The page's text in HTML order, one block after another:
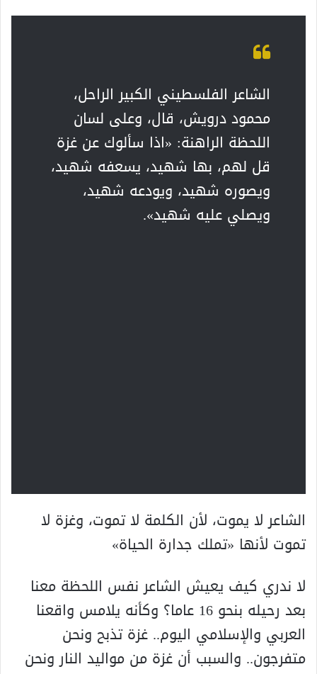
الشاعر الفلسطيني الكبير الراحل،
محمود درويش، قال، وعلى لسان
اللحظة الراهنة: «اذا سألوك عن غزة
قل لهم، بها شهيد، يسعفه شهيد،
ويصوره شهيد، ويودعه شهيد،
ويصلي عليه شهيد».
الشاعر لا يموت، لأن الكلمة لا تموت، وغزة لا
تموت لأنها «تملك جدارة الحياة»
لا ندري كيف يعيش الشاعر نفس اللحظة معنا
بعد رحيله بنحو 16 عاما؟ وكأنه يلامس واقعنا
العربي والإسلامي اليوم.. غزة تذبح ونحن
متفرجون.. والسبب أن غزة من مواليد النار ونحن